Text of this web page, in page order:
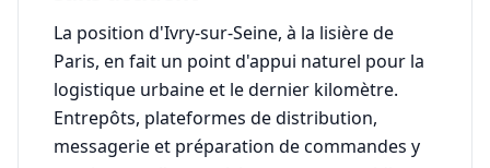
La position d'Ivry-sur-Seine, à la lisière de
Paris, en fait un point d'appui naturel pour la
logistique urbaine et le dernier kilomètre.
Entrepôts, plateformes de distribution,
messagerie et préparation de commandes y